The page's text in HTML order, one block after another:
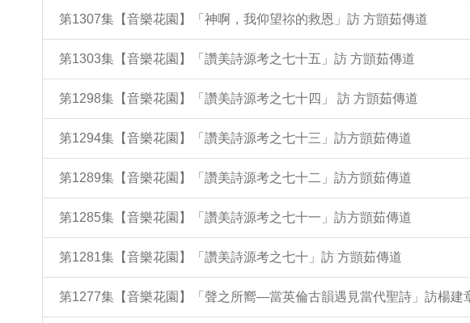
第1307集【音樂花園】「神啊，我仰望祢的救恩」訪 方顗茹傳道
第1303集【音樂花園】「讚美詩源考之七十五」訪 方顗茹傳道
第1298集【音樂花園】「讚美詩源考之七十四」 訪 方顗茹傳道
第1294集【音樂花園】「讚美詩源考之七十三」訪方顗茹傳道
第1289集【音樂花園】「讚美詩源考之七十二」訪方顗茹傳道
第1285集【音樂花園】「讚美詩源考之七十一」訪方顗茹傳道
第1281集【音樂花園】「讚美詩源考之七十」訪 方顗茹傳道
第1277集【音樂花園】「聲之所嚮—當英倫古韻遇見當代聖詩」訪楊建